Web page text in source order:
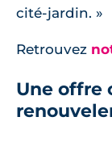
cité-jardin. »
Retrouvez
Une offre